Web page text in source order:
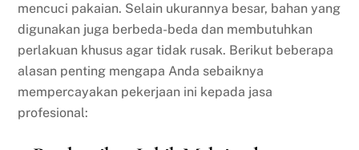
mencuci pakaian. Selain ukurannya besar, bahan yang
digunakan juga berbeda-beda dan membutuhkan
perlakuan khusus agar tidak rusak. Berikut beberapa
alasan penting mengapa Anda sebaiknya
mempercayakan pekerjaan ini kepada jasa
profesional: